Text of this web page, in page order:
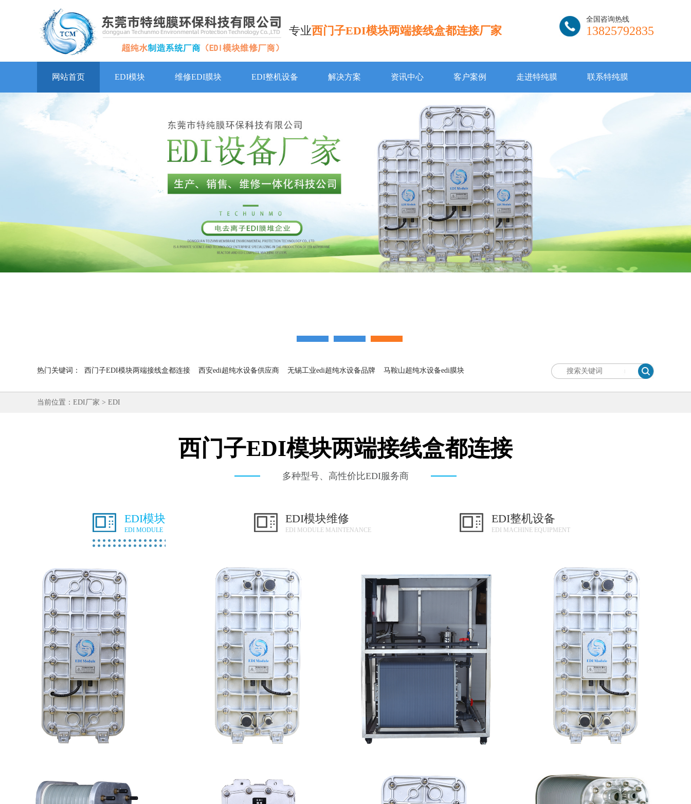
专业西门子EDI模块两端接线盒都连接厂家
全国咨询热线
13825792835
网站首页 EDI模块 维修EDI膜块 EDI整机设备 解决方案 资讯中心 客户案例 走进特纯膜 联系特纯膜
热门关键词： 西门子EDI模块两端接线盒都连接 西安edi超纯水设备供应商 无锡工业edi超纯水设备品牌 马鞍山超纯水设备edi膜块
当前位置： EDI厂家 > EDI
西门子EDI模块两端接线盒都连接
多种型号、高性价比EDI服务商
EDI模块
EDI MODULE
EDI模块维修
EDI MODULE MAINTENANCE
EDI整机设备
EDI MACHINE EQUIPMENT